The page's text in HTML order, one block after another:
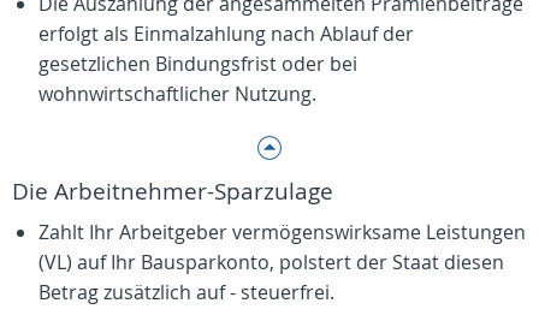
erfolgt als Einmalzahlung nach Ablauf der
gesetzlichen Bindungsfrist oder bei
wohnwirtschaftlicher Nutzung.
Die Arbeitnehmer-Sparzulage
Zahlt Ihr Arbeitgeber vermögenswirksame Leistungen
(VL) auf Ihr Bausparkonto, polstert der Staat diesen
Betrag zusätzlich auf - steuerfrei.